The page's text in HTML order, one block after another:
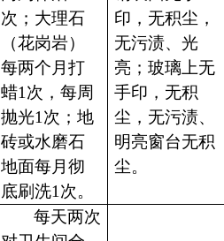
次；大理石
（花岗岩）
每两个月打
蜡1次，每周
抛光1次；地
砖或水磨石
地面每月彻
底刷洗1次。
印，无积尘，
无污渍、光
亮；玻璃上无
手印，无积
尘，无污渍、
明亮窗台无积
尘。
每天两次